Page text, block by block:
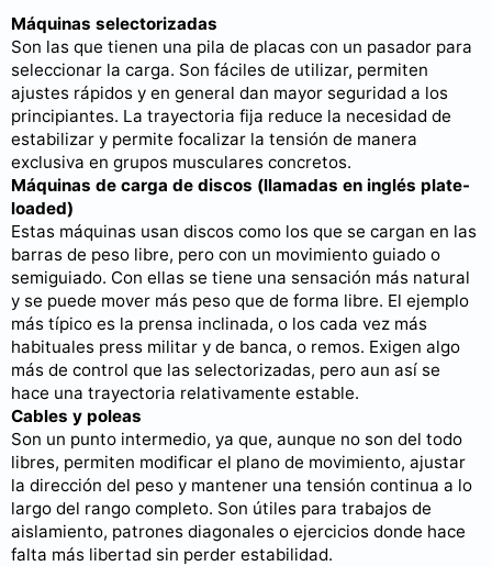
Máquinas selectorizadas
Son las que tienen una pila de placas con un pasador para
seleccionar la carga. Son fáciles de utilizar, permiten
ajustes rápidos y en general dan mayor seguridad a los
principiantes. La trayectoria fija reduce la necesidad de
estabilizar y permite focalizar la tensión de manera
exclusiva en grupos musculares concretos.
Máquinas de carga de discos (llamadas en inglés plate-
loaded)
Estas máquinas usan discos como los que se cargan en las
barras de peso libre, pero con un movimiento guiado o
semiguiado. Con ellas se tiene una sensación más natural
y se puede mover más peso que de forma libre. El ejemplo
más típico es la prensa inclinada, o los cada vez más
habituales press militar y de banca, o remos. Exigen algo
más de control que las selectorizadas, pero aun así se
hace una trayectoria relativamente estable.
Cables y poleas
Son un punto intermedio, ya que, aunque no son del todo
libres, permiten modificar el plano de movimiento, ajustar
la dirección del peso y mantener una tensión continua a lo
largo del rango completo. Son útiles para trabajos de
aislamiento, patrones diagonales o ejercicios donde hace
falta más libertad sin perder estabilidad.